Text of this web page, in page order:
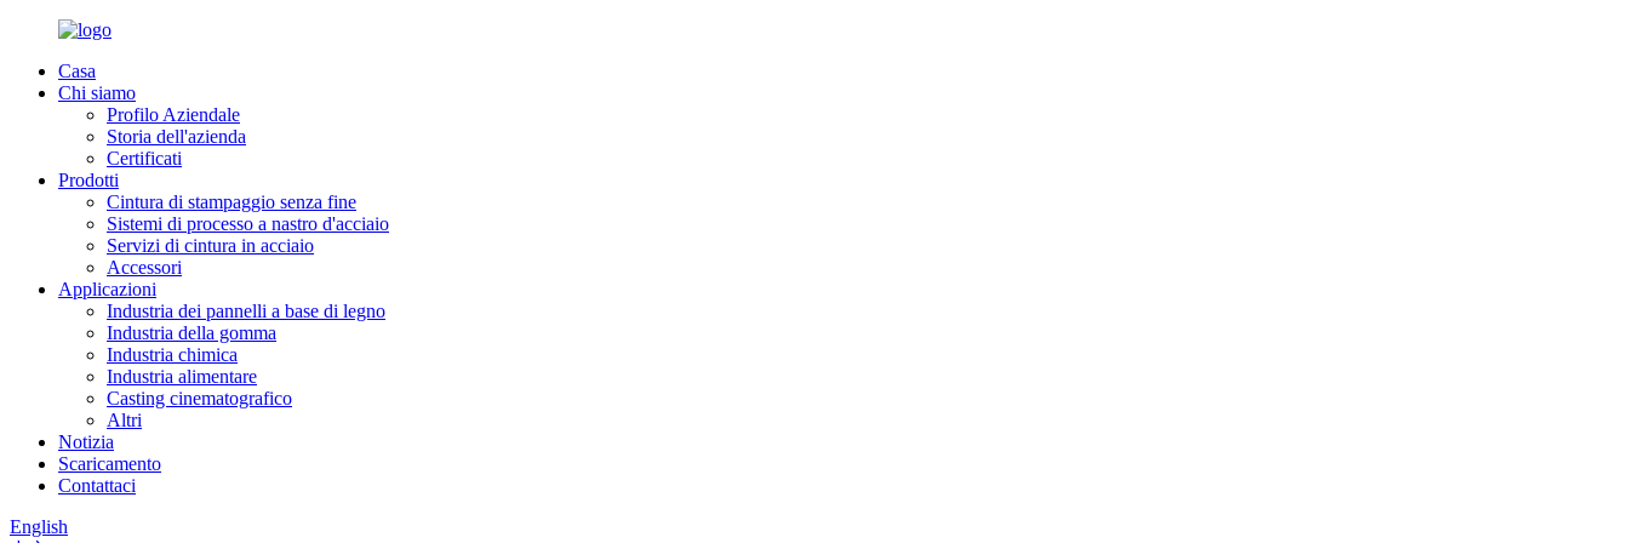
Casa
Chi siamo
Profilo Aziendale
Storia dell'azienda
Certificati
Prodotti
Cintura di stampaggio senza fine
Sistemi di processo a nastro d'acciaio
Servizi di cintura in acciaio
Accessori
Applicazioni
Industria dei pannelli a base di legno
Industria della gomma
Industria chimica
Industria alimentare
Casting cinematografico
Altri
Notizia
Scaricamento
Contattaci
English